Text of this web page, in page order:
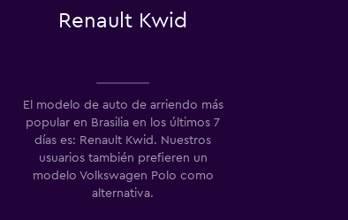
Renault Kwid
El modelo de auto de arriendo más
popular en Brasilia en los últimos 7
días es: Renault Kwid. Nuestros
usuarios también prefieren un
modelo Volkswagen Polo como
alternativa.